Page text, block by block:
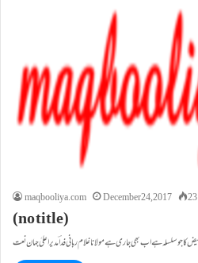
maqbooliya.com December 24, 2017 23
(no title)